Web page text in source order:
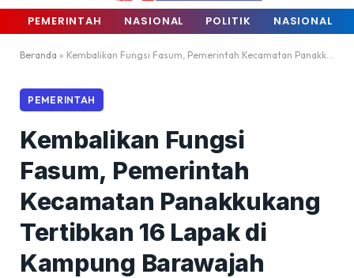
PEMERINTAH NASIONAL POLITIK NASIONAL
Beranda » Kembalikan Fungsi Fasum, Pemerintah Kecamatan Panakkukang Tertibkan 16 Lapak di Kampung Barawajah
PEMERINTAH
Kembalikan Fungsi
Fasum, Pemerintah
Kecamatan Panakkukang
Tertibkan 16 Lapak di
Kampung Barawajah